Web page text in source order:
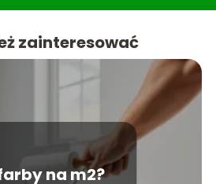
Teraso to miejsce,
dla każdego miłośnika
przestrzeni.
zainteresować
na m2?